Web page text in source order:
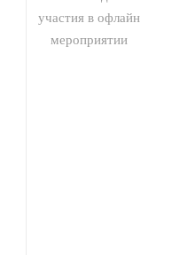
участия в офлайн
мероприятии